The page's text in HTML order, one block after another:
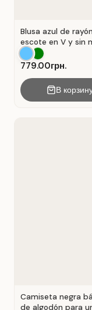
Blusa azul de
escote en V y sin
. Azul.
779.00грн.
В
Camiseta negra
de algodón para